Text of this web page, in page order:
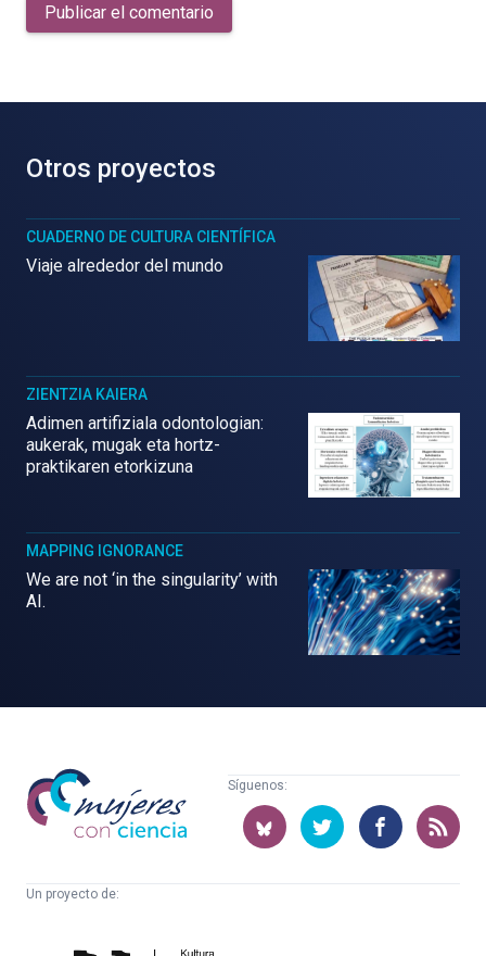
Publicar el comentario
Otros proyectos
CUADERNO DE CULTURA CIENTÍFICA
Viaje alrededor del mundo
ZIENTZIA KAIERA
Adimen artifiziala odontologian:
aukerak, mugak eta hortz-
praktikaren etorkizuna
MAPPING IGNORANCE
We are not ‘in the singularity’ with
AI.
Mujeres
con
ciencia
Síguenos:
Un proyecto de: